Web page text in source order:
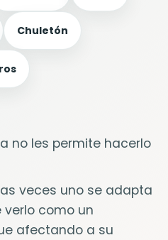
Chuletón
no les permite hacerlo
veces uno se adapta
como un
afectando a su